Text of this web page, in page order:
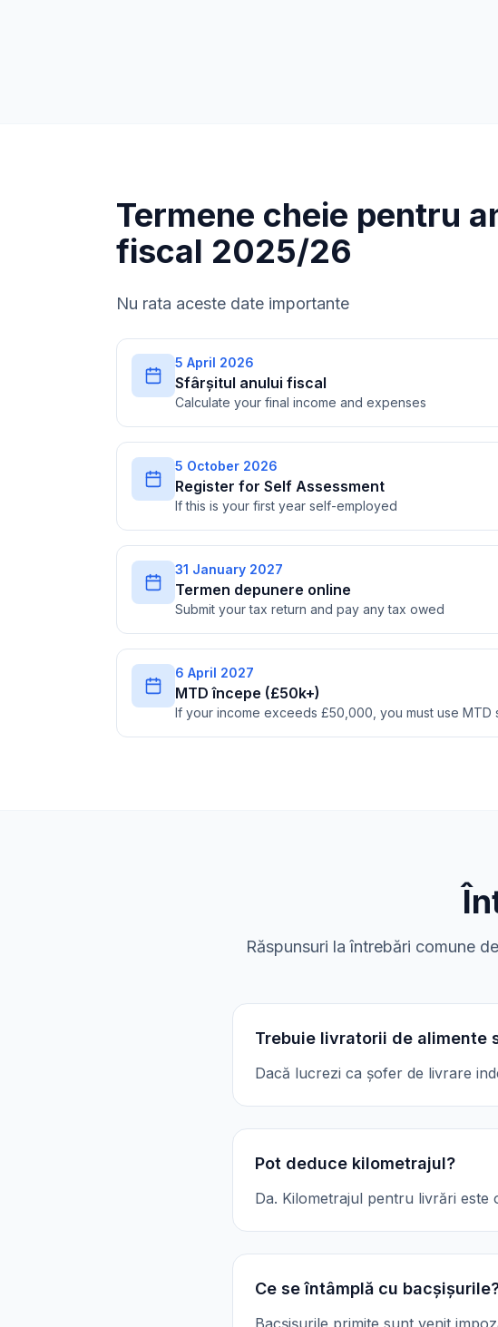
Termene cheie pentru
fiscal 2025/26
Nu rata aceste date importante
5 April 2026
Sfârșitul anului fiscal
Calculate your final income and expenses
5 October 2026
Register for Self Assessment
If this is your first year self-employed
31 January 2027
Termen depunere online
Submit your tax return and pay any tax owed
6 April 2027
MTD începe (£50k+)
If your income exceeds £50,000, you must use MTD
Răspunsuri la întrebări comune
Trebuie livratorii de alimente
Dacă lucrezi ca șofer de livrare
Pot deduce kilometrajul?
Da. Kilometrajul pentru livrări este
Ce se întâmplă cu
Bacșișurile primite sunt venit